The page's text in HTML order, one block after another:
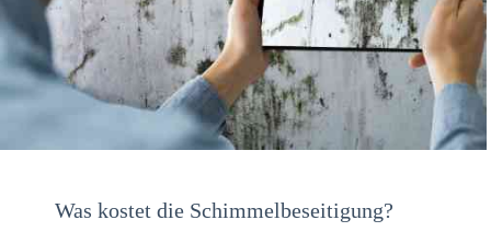
Was kostet die Schimmelbeseitigung?